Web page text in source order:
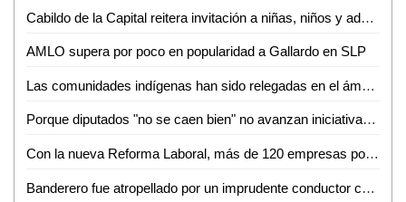
Cabildo de la Capital reitera invitación a niñas, niños y adolescentes potosinos al concurso Lluvia de Colores
AMLO supera por poco en popularidad a Gallardo en SLP
Las comunidades indígenas han sido relegadas en el ámbito político: Palmira Flores
Porque diputados "no se caen bien" no avanzan iniciativas: reprocha Lorca Valle al priista Edmundo Torresano
Con la nueva Reforma Laboral, más de 120 empresas potosinas han sido sancionadas: Néstor Garza
Banderero fue atropellado por un imprudente conductor cerca de Cemex